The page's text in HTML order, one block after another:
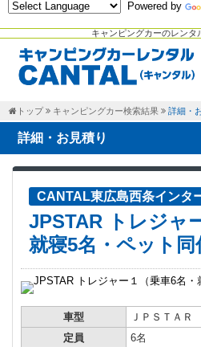
キャンピングカーのレンタ
Powered by
トップ キャンピングカー検索結果 詳細・
詳細・お見積り
CANTAL東広島西条インタ
JPSTAR トレジャ
就寝5名・ペット同
車型
ＪＰＳＴＡ
定員
6名